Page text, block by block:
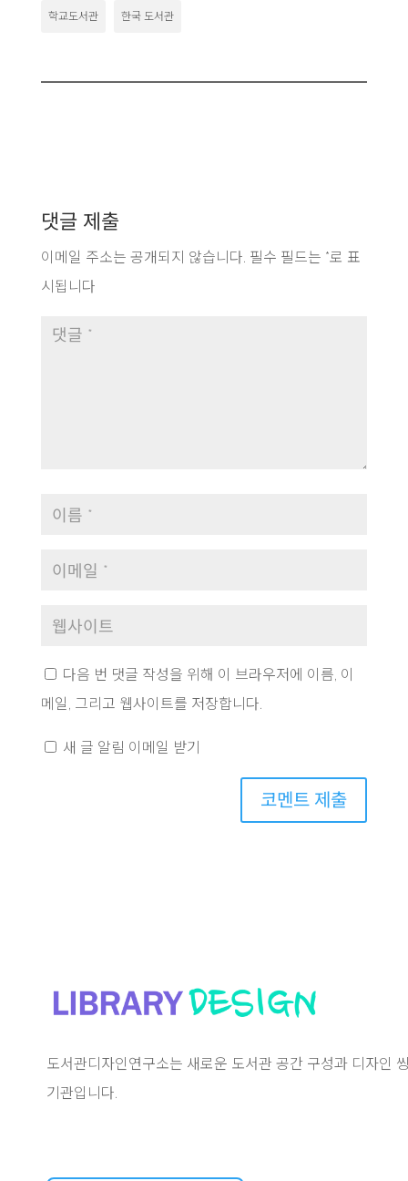
학교도서관 한국 도서관
댓글 제출
이메일 주소는 공개되지 않습니다. 필수 필드는 *로 표
시됩니다
다음 번 댓글 작성을 위해 이 브라우저에 이름, 이
메일, 그리고 웹사이트를 저장합니다.
새 글 알림 이메일 받기
코멘트 제출
도서관디자인연구소는 새로운 도서관 공간 구성과 디자인
기관입니다.